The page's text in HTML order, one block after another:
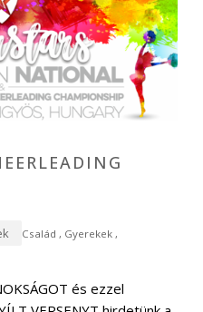
Család , Gyerekek ,
és ezzel